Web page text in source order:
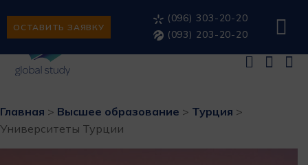
ОСТАВИТЬ ЗАЯВКУ
(096) 303-20-20
(093) 203-20-20
Главная > Высшее образование > Турция >
Университеты Турции